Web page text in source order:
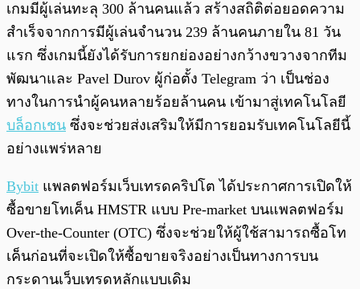
เกมมีผู้เล่นทะลุ 300 ล้านคนแล้ว สร้างสถิติต่อยอดความ
สำเร็จจากการมีผู้เล่นจำนวน 239 ล้านคนภายใน 81 วัน
แรก ซึ่งเกมนี้ยังได้รับการยกย่องอย่างกว้างขวางจากทีม
พัฒนาและ Pavel Durov ผู้ก่อตั้ง Telegram ว่า เป็นช่อง
ทางในการนำผู้คนหลายร้อยล้านคน เข้ามาสู่เทคโนโลยี
บล็อกเชน ซึ่งจะช่วยส่งเสริมให้มีการยอมรับเทคโนโลยีนี้
อย่างแพร่หลาย
Bybit แพลตฟอร์มเว็บเทรดคริปโต ได้ประกาศการเปิดให้
ซื้อขายโทเค็น HMSTR แบบ Pre-market บนแพลตฟอร์ม
Over-the-Counter (OTC) ซึ่งจะช่วยให้ผู้ใช้สามารถซื้อโท
เค็นก่อนที่จะเปิดให้ซื้อขายจริงอย่างเป็นทางการบน
กระดานเว็บเทรดหลักแบบเดิม